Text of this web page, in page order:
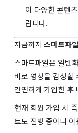
이 다양한 콘텐
랍니다.
지금까지 스마트파일
스마트파일은 일반
바로 영상을 감상할
간편하게 가입한 후
현재 회원 가입 시
트도 진행 중이니